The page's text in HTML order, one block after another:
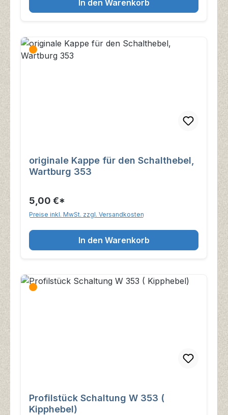
In den Warenkorb
originale Kappe für den Schalthebel,
Wartburg 353
5,00 €*
Preise inkl. MwSt. zzgl. Versandkosten
In den Warenkorb
Profilstück Schaltung W 353 (
Kipphebel)